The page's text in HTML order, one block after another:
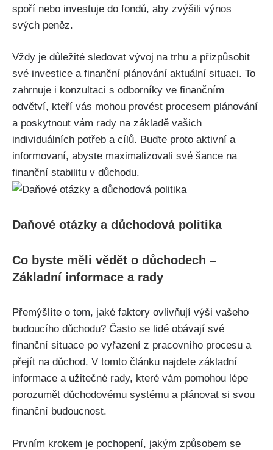
spoří nebo investuje do fondů, aby zvýšili výnos
svých peněz.
Vždy je důležité sledovat vývoj na trhu a přizpůsobit
své investice a finanční plánování aktuální situaci. To
zahrnuje i konzultaci s odborníky ve finančním
odvětví, kteří vás mohou provést procesem plánování
a poskytnout vám rady na základě vašich
individuálních potřeb a cílů. Buďte proto aktivní a
informovaní, abyste maximalizovali své šance na
finanční stabilitu v důchodu.
Daňové otázky a důchodová politika
Co byste měli vědět o důchodech –
Základní informace a rady
Přemýšlíte o tom, jaké faktory ovlivňují výši vašeho
budoucího důchodu? Často se lidé obávají své
finanční situace po vyřazení z pracovního procesu a
přejít na důchod. V tomto článku najdete základní
informace a užitečné rady, které vám pomohou lépe
porozumět důchodovému systému a plánovat si svou
finanční budoucnost.
Prvním krokem je pochopení, jakým způsobem se